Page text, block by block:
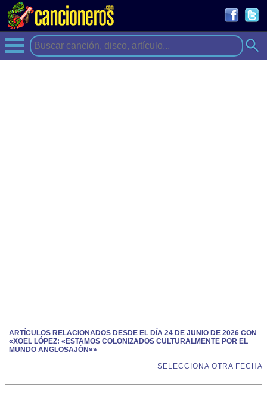
ARTÍCULOS RELACIONADOS DESDE EL DÍA 24 DE JUNIO DE 2026 CON
«XOEL LÓPEZ: «ESTAMOS COLONIZADOS CULTURALMENTE POR EL
MUNDO ANGLOSAJÓN»»
SELECCIONA OTRA FECHA